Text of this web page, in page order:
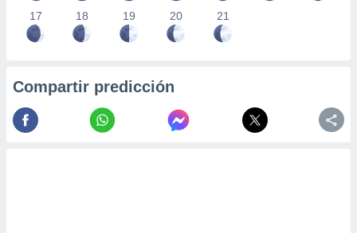
17 18 19 20 21
Compartir predicción